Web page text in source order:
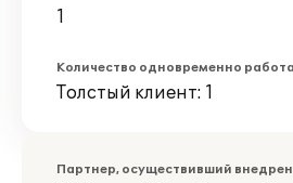
1
Количество одновременно
Толстый клиент: 1
Партнер, осуществивший